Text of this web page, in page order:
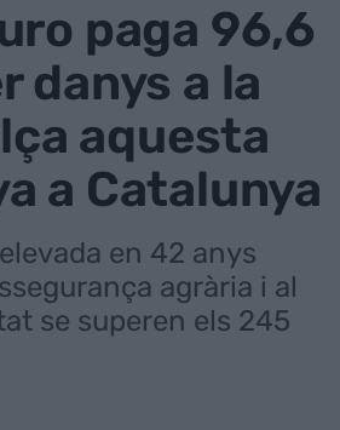
paga 96,6
danys a la
aquesta
a Catalunya
en 42 anys
agrària i al
se superen els 245